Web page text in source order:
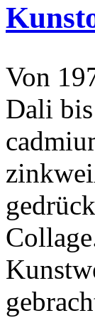
Von
Dali bis